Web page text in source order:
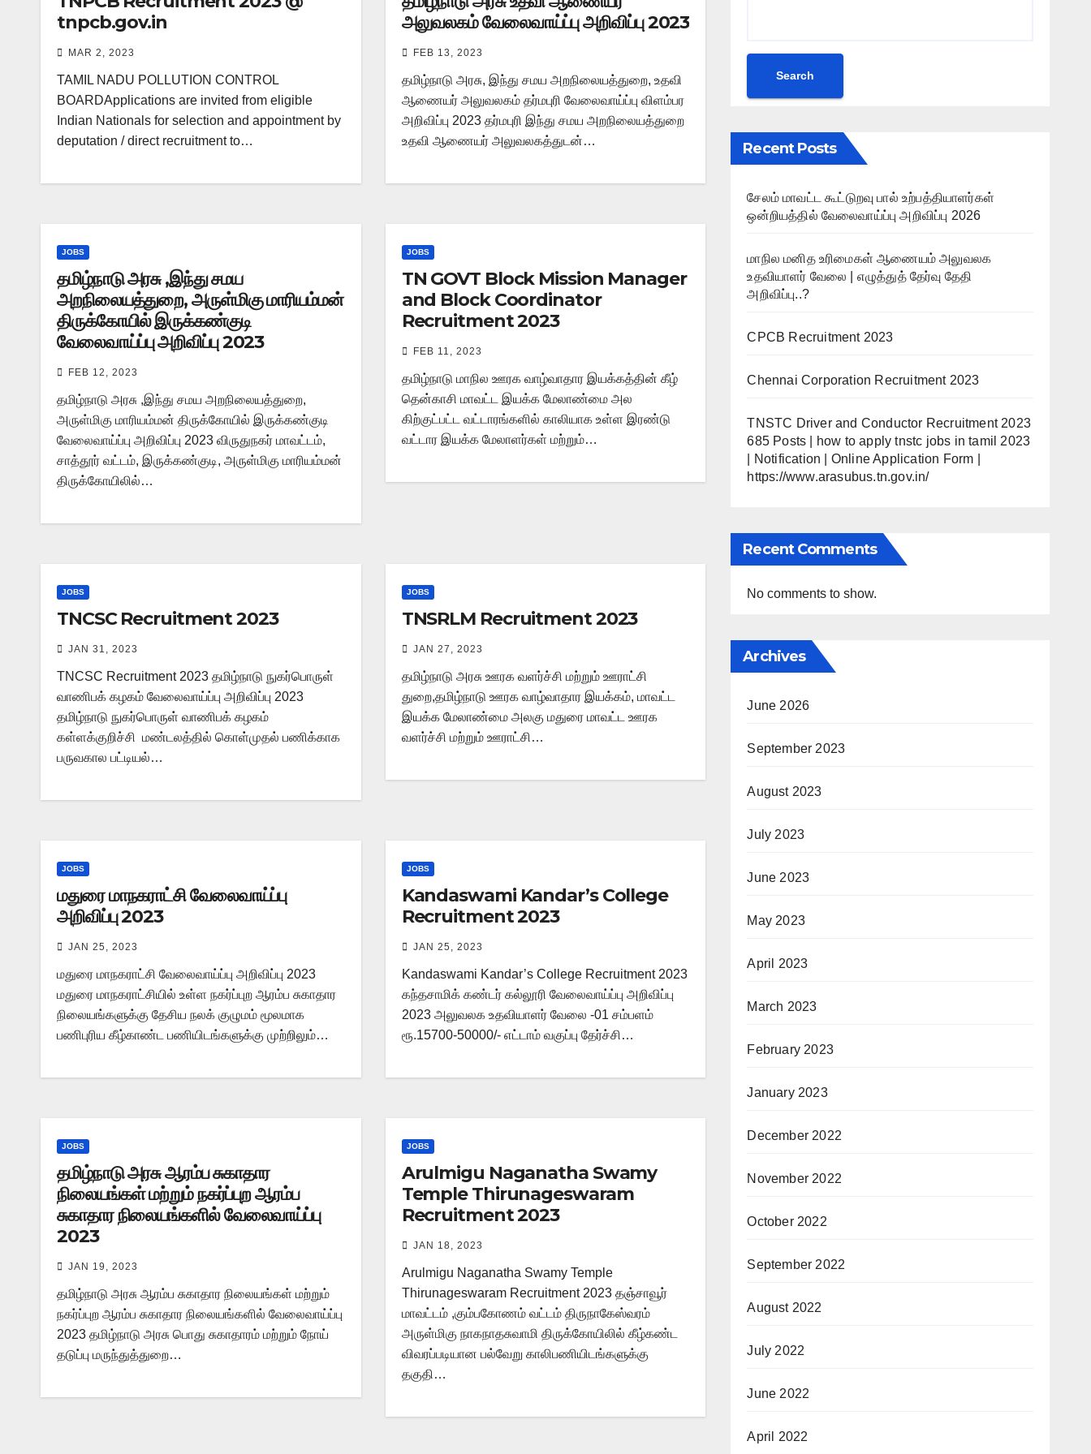
tnpcb.gov.in
MAR 2, 2023
TAMIL NADU POLLUTION CONTROL
BOARDApplications are invited from eligible
Indian Nationals for selection and appointment by
deputation / direct recruitment to…
அலுவலகம் வேலைவாய்ப்பு அறிவிப்பு 2023
FEB 13, 2023
தமிழ்நாடு அரசு, இந்து சமய அறநிலையத்துறை, உதவி
ஆணையர் அலுவலகம் தர்மபுரி வேலைவாய்ப்பு விளம்பர
அறிவிப்பு 2023 தர்மபுரி இந்து சமய அறநிலையத்துறை
உதவி ஆணையர் அலுவலகத்துடன்…
JOBS
தமிழ்நாடு அரசு ,இந்து சமய
அறநிலையத்துறை, அருள்மிகு மாரியம்மன்
திருக்கோயில் இருக்கண்குடி
வேலைவாய்ப்பு அறிவிப்பு 2023
FEB 12, 2023
தமிழ்நாடு அரசு ,இந்து சமய அறநிலையத்துறை,
அருள்மிகு மாரியம்மன் திருக்கோயில் இருக்கண்குடி
வேலைவாய்ப்பு அறிவிப்பு 2023 விருதுநகர் மாவட்டம்,
சாத்தூர் வட்டம், இருக்கண்குடி, அருள்மிகு மாரியம்மன்
திருக்கோயிலில்…
JOBS
TN GOVT Block Mission Manager
and Block Coordinator
Recruitment 2023
FEB 11, 2023
தமிழ்நாடு மாநில ஊரக வாழ்வாதார இயக்கத்தின் கீழ்
தென்காசி மாவட்ட இயக்க மேலாண்மை அல
கிற்குட்பட்ட வட்டாரங்களில் காலியாக உள்ள இரண்டு
வட்டார இயக்க மேலாளர்கள் மற்றும்…
JOBS
TNCSC Recruitment 2023
JAN 31, 2023
TNCSC Recruitment 2023 தமிழ்நாடு நுகர்பொருள்
வாணிபக் கழகம் வேலைவாய்ப்பு அறிவிப்பு 2023
தமிழ்நாடு நுகர்பொருள் வாணிபக் கழகம்
கள்ளக்குறிச்சி மண்டலத்தில் கொள்முதல் பணிக்காக
பருவகால பட்டியல்…
JOBS
TNSRLM Recruitment 2023
JAN 27, 2023
தமிழ்நாடு அரசு ஊரக வளர்ச்சி மற்றும் ஊராட்சி
துறை,தமிழ்நாடு ஊரக வாழ்வாதார இயக்கம், மாவட்ட
இயக்க மேலாண்மை அலகு மதுரை மாவட்ட ஊரக
வளர்ச்சி மற்றும் ஊராட்சி…
JOBS
மதுரை மாநகராட்சி வேலைவாய்ப்பு
அறிவிப்பு 2023
JAN 25, 2023
மதுரை மாநகராட்சி வேலைவாய்ப்பு அறிவிப்பு 2023
மதுரை மாநகராட்சியில் உள்ள நகர்ப்புற ஆரம்ப சுகாதார
நிலையங்களுக்கு தேசிய நலக் குழுமம் மூலமாக
பணிபுரிய கீழ்காண்ட பணியிடங்களுக்கு முற்றிலும்…
JOBS
Kandaswami Kandar’s College
Recruitment 2023
JAN 25, 2023
Kandaswami Kandar’s College Recruitment 2023
கந்தசாமிக் கண்டர் கல்லூரி வேலைவாய்ப்பு அறிவிப்பு
2023 அலுவலக உதவியாளர் வேலை -01 சம்பளம்
ரூ.15700-50000/- எட்டாம் வகுப்பு தேர்ச்சி…
JOBS
தமிழ்நாடு அரசு ஆரம்ப சுகாதார
நிலையங்கள் மற்றும் நகர்ப்புற ஆரம்ப
சுகாதார நிலையங்களில் வேலைவாய்ப்பு
2023
JAN 19, 2023
தமிழ்நாடு அரசு ஆரம்ப சுகாதார நிலையங்கள் மற்றும்
நகர்ப்புற ஆரம்ப சுகாதார நிலையங்களில் வேலைவாய்ப்பு
2023 தமிழ்நாடு அரசு பொது சுகாதாரம் மற்றும் நோய்
தடுப்பு மருந்துத்துறை…
JOBS
Arulmigu Naganatha Swamy
Temple Thirunageswaram
Recruitment 2023
JAN 18, 2023
Arulmigu Naganatha Swamy Temple
Thirunageswaram Recruitment 2023 தஞ்சாவூர்
மாவட்டம் ,கும்பகோணம் வட்டம் திருநாகேஸ்வரம்
அருள்மிகு நாகநாதசுவாமி திருக்கோயிலில் கீழ்கண்ட
விவரப்படியான பல்வேறு காலிபணியிடங்களுக்கு
தகுதி…
Search
Recent Posts
சேலம் மாவட்ட கூட்டுறவு பால் உற்பத்தியாளர்கள்
ஒன்றியத்தில் வேலைவாய்ப்பு அறிவிப்பு 2026
மாநில மனித உரிமைகள் ஆணையம் அலுவலக
உதவியாளர் வேலை | எழுத்துத் தேர்வு தேதி
அறிவிப்பு..?
CPCB Recruitment 2023
Chennai Corporation Recruitment 2023
TNSTC Driver and Conductor Recruitment 2023
685 Posts | how to apply tnstc jobs in tamil 2023
| Notification | Online Application Form |
https://www.arasubus.tn.gov.in/
Recent Comments
No comments to show.
Archives
June 2026
September 2023
August 2023
July 2023
June 2023
May 2023
April 2023
March 2023
February 2023
January 2023
December 2022
November 2022
October 2022
September 2022
August 2022
July 2022
June 2022
April 2022